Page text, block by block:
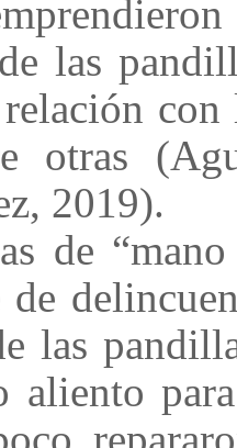
las
otras
2019).
de
de
las
aliento